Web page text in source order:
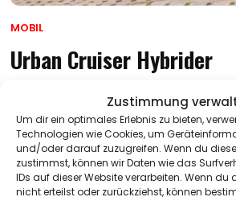
Zustimmung
Um dir ein optimales Erlebnis zu bieten,
Technologien wie Cookies, um
und/oder darauf zuzugreifen. Wenn du
zustimmst, können wir Daten wie das
IDs auf dieser Website verarbeiten. Wenn
nicht erteilst oder zurückziehst, können
MOBIL
Urban Cruiser Hybrider
| Der neue Vollstromer Toyota
Lounge-Version ist ein echtes
174 PS und einer 61 kWh Batterie bringt
sondern auch jede...
ADVERTORIAL 16. APRIL 2026